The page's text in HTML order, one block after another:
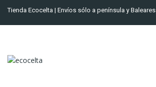
Tienda Ecocelta | Envíos sólo a península y Baleares